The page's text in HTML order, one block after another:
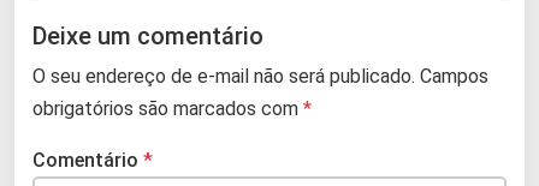
Deixe um comentário
O seu endereço de e-mail não será publicado. Campos
obrigatórios são marcados com *
Comentário *